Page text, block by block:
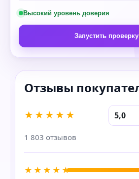
Высокий уровень доверия
Запустить проверку
★★★★★ 5,0
1 803 отзывов
★★★★★